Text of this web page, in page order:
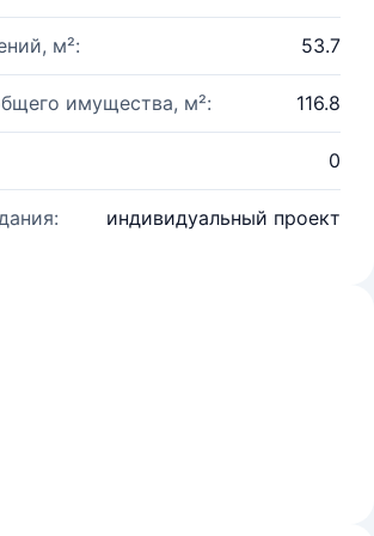
м²: 53.7
имущества, м²: 116.8
0
индивидуальный проект